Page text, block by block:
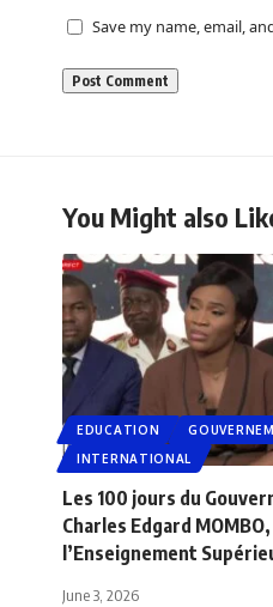
Save my name, email,
You Might also
EDUCATION
INTERNATIONAL
Les 100 jours du
Charles Edgard
l’Enseignement
June 3, 2026